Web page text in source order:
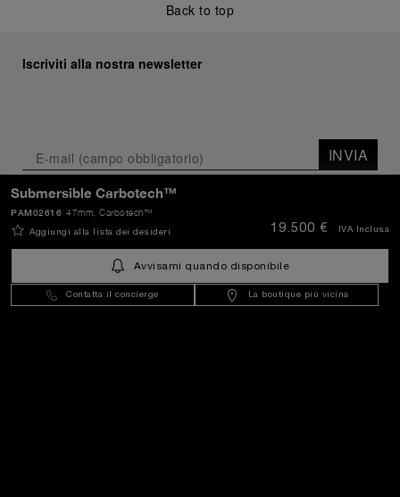
Submersible Carbotech™
47mm , Carbotech™
PAM02616
Aggiungi alla lista dei desideri 19.500 € IVA Inclusa
Avvisami quando disponibile
Contatta il concierge La boutique più vicina
Back to top
Iscriviti alla nostra newsletter
INVIA
Italy(EUR € )- IT
Servizio Clienti